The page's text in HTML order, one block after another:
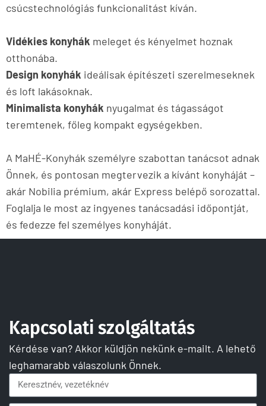
csúcstechnológiás funkcionalitást kíván.
Vidékies konyhák meleget és kényelmet hoznak
otthonába.
Design konyhák ideálisak építészeti szerelmeseknek
és loft lakásoknak.
Minimalista konyhák nyugalmat és tágasságot
teremtenek, főleg kompakt egységekben.
A MaHÉ-Konyhák személyre szabottan tanácsot adnak
Önnek, és pontosan megtervezik a kívánt konyháját –
akár Nobilia prémium, akár Express belépő sorozattal.
Foglalja le most az ingyenes tanácsadási időpontját,
és fedezze fel személyes konyháját.
Kapcsolati szolgáltatás
Kérdése van? Akkor küldjön nekünk e-mailt. A lehető
leghamarabb válaszolunk Önnek.